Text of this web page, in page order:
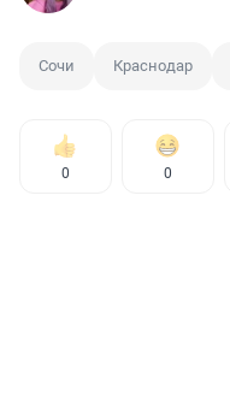
Сочи Краснодар
0 0